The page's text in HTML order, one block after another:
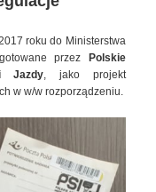
roku do Ministerstwa
przez
Polskie
Jazdy, jako projekt
w w/w rozporządzeniu.